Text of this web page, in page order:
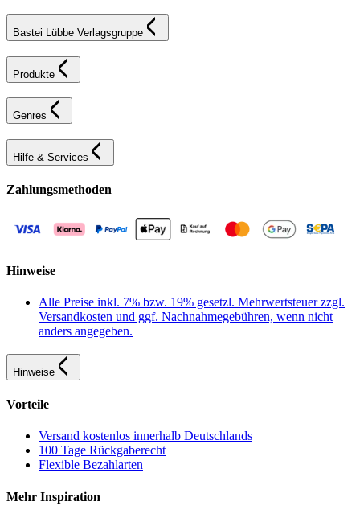
Bastei Lübbe Verlagsgruppe
Produkte
Genres
Hilfe & Services
Zahlungsmethoden
Hinweise
Alle Preise inkl. 7% bzw. 19% gesetzl. Mehrwertsteuer zzgl.
Versandkosten und ggf. Nachnahmegebühren, wenn nicht
anders angegeben.
Hinweise
Vorteile
Versand kostenlos innerhalb Deutschlands
100 Tage Rückgaberecht
Flexible Bezahlarten
Mehr Inspiration